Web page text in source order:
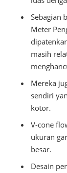
Sebagian
Meter
masih
Mereka
sendiri
kotor.
V-cone
ukuran
besar.
Desain